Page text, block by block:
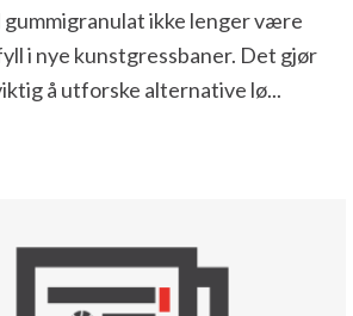
gummigranulat ikke lenger være
i nye kunstgressbaner. Det gjør
å utforske alternative lø...